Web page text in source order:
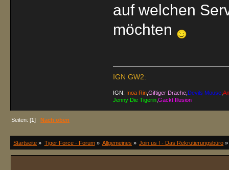
auf welchen
möchten
IGN GW2:
IGN: Inoa Rin,Giftiger Drache, Devils Mouse,
Jenny Die Tigerin,Gackt Illusion
Seiten: [1] Nach oben
Startseite » Tiger Force - Forum» Allgemeines » Join us ! - Das Rekrutierungsbüro »